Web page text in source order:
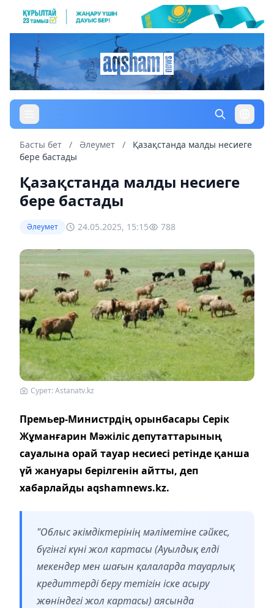
Басты бет / Әлеумет /
Қазақстанда малды несиеге
бере бастады
Қазақстанда малды несиеге
бере бастады
Әлеумет 24.05.2025, 15:15 788
Сурет: Astanatv.kz
Премьер-Министрдің орынбасары Серік
Жұманғарин Мәжіліс депутаттарының
сауалына орай тауар несиесі ретінде қанша
үй жануары берілгенін айтты, деп
хабарлайды aqshamnews.kz.
"Облыс әкімдіктерінің мәліметіне сәйкес,
бүгінгі күні жол картасы (Ауылдық елді
мекендер мен шағын қалаларда тауарлық
кредиттерді беру тетігін іске асыру
жөніндегі жол картасы) аясында